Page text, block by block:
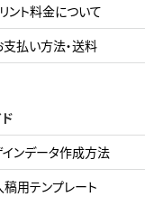
ント料金について
支払い方法・送料
インデータ作成方法
稿用テンプレート